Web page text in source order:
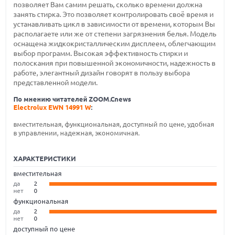
позволяет Вам самим решать, сколько времени должна
занять стирка. Это позволяет контролировать своё время и
устанавливать цикл в зависимости от времени, которым Вы
располагаете или же от степени загрязнения белья. Модель
оснащена жидкокристаллическим дисплеем, облегчающим
выбор программ. Высокая эффективность стирки и
полоскания при повышенной экономичности, надежность в
работе, элегантный дизайн говорят в пользу выбора
представленной модели.
По мнению читателей ZOOM.Cnews
Electrolux EWN 14991 W:
вместительная, функциональная, доступный по цене, удобная
в управлении, надежная, экономичная.
ХАРАКТЕРИСТИКИ
вместительная
да
2
нет
0
функциональная
да
2
нет
0
доступный по цене